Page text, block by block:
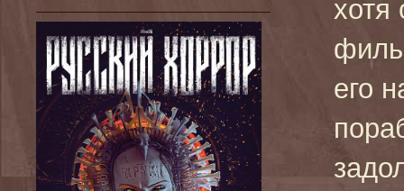
хотя
его